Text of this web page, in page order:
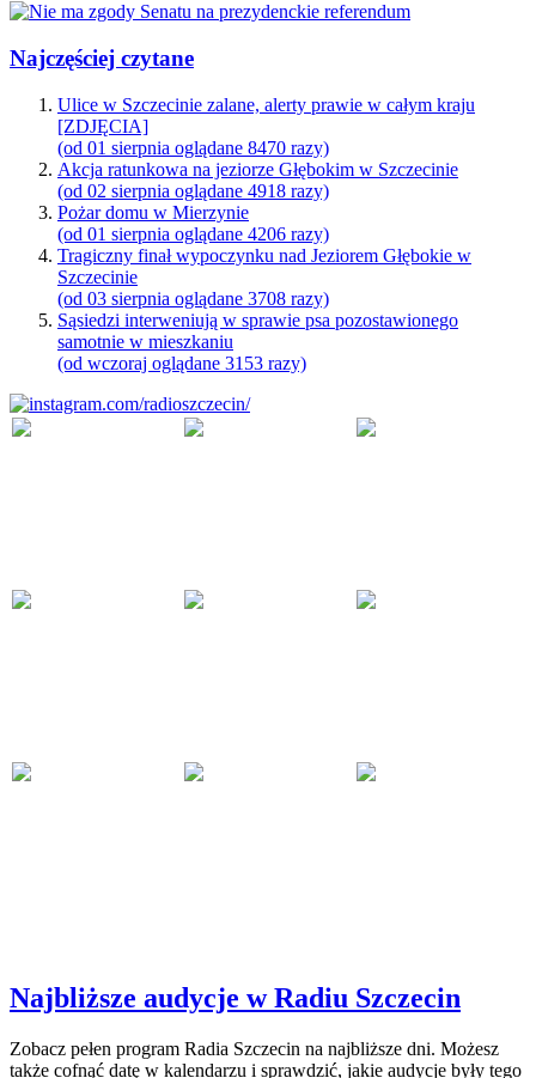
Najczęściej czytane
Ulice w Szczecinie zalane, alerty prawie w całym kraju
[ZDJĘCIA]
(od 01 sierpnia oglądane 8470 razy)
Akcja ratunkowa na jeziorze Głębokim w Szczecinie
(od 02 sierpnia oglądane 4918 razy)
Pożar domu w Mierzynie
(od 01 sierpnia oglądane 4206 razy)
Tragiczny finał wypoczynku nad Jeziorem Głębokie w
Szczecinie
(od 03 sierpnia oglądane 3708 razy)
Sąsiedzi interweniują w sprawie psa pozostawionego
samotnie w mieszkaniu
(od wczoraj oglądane 3153 razy)
Najbliższe audycje w Radiu Szczecin
Zobacz pełen program Radia Szczecin na najbliższe dni. Możesz
także cofnąć datę w kalendarzu i sprawdzić, jakie audycje były tego